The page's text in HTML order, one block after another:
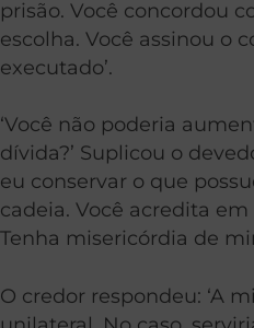
prisão. Você concordou
escolha. Você assinou o
executado’.
‘Você não poderia
dívida?’ Suplicou o
eu conservar o que
cadeia. Você acredita
Tenha misericórdia de
O credor respondeu: ‘A